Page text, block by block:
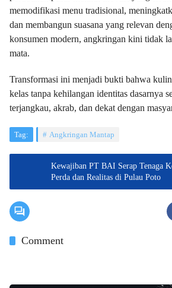
memodifikasi menu tradisional,
dan membangun suasana yang relevan
konsumen modern, angkringan kini tidak
mata.
Transformasi ini menjadi bukti bahwa
kelas tanpa kehilangan identitas dasarnya
terjangkau, akrab, dan dekat dengan
Tag: Angkringan Mantap
Kewajiban PT BAI Serap Tenaga
Perda dan Realitas di Pulau Poto
Comment